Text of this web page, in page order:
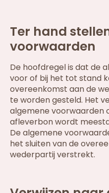
Ter hand
voorwaarden
De hoofdregel is dat de
voor of bij het tot stand
overeenkomst aan de
te worden gesteld. Het
algemene voorwaarden
afleverbon wordt
De algemene
het sluiten van de
wederpartij verstrekt.